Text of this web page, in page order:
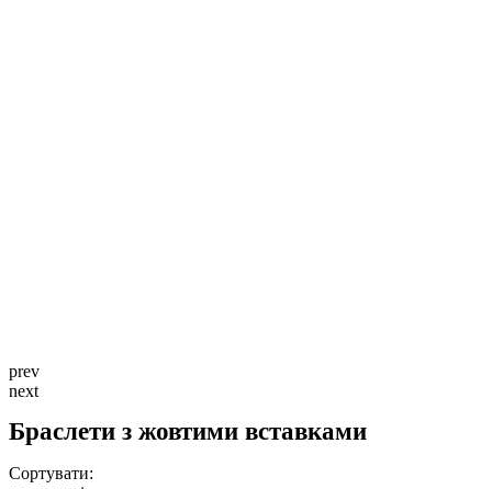
prev
next
Браслети з жовтими вставками
Сортувати: